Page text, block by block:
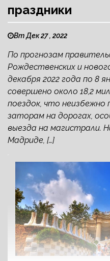
праздники
Вт Дек 27 , 2022
По прогнозам
Рождественских и
декабря 2022 года по 8
совершено около 18,2
поездок, что неизбежно
заторам на дорогах,
выезда на магистрали.
Мадриде, […]